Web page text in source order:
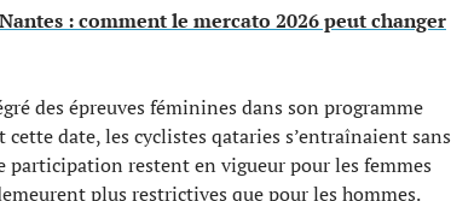
: comment le mercato 2026 peut changer
des épreuves féminines dans son programme
date, les cyclistes qataries s’entraînaient sans
participation restent en vigueur pour les femmes
plus restrictives que pour les hommes.